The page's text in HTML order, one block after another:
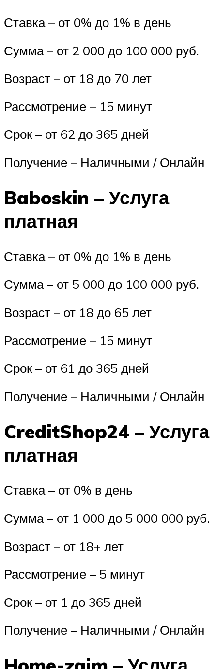
Ставка – от 0% до 1% в день
Сумма – от 2 000 до 100 000 руб.
Возраст – от 18 до 70 лет
Рассмотрение – 15 минут
Срок – от 62 до 365 дней
Получение – Наличными / Онлайн
Baboskin – Услуга
платная
Ставка – от 0% до 1% в день
Сумма – от 5 000 до 100 000 руб.
Возраст – от 18 до 65 лет
Рассмотрение – 15 минут
Срок – от 61 до 365 дней
Получение – Наличными / Онлайн
CreditShop24 – Услуга
платная
Ставка – от 0% в день
Сумма – от 1 000 до 5 000 000 руб.
Возраст – от 18+ лет
Рассмотрение – 5 минут
Срок – от 1 до 365 дней
Получение – Наличными / Онлайн